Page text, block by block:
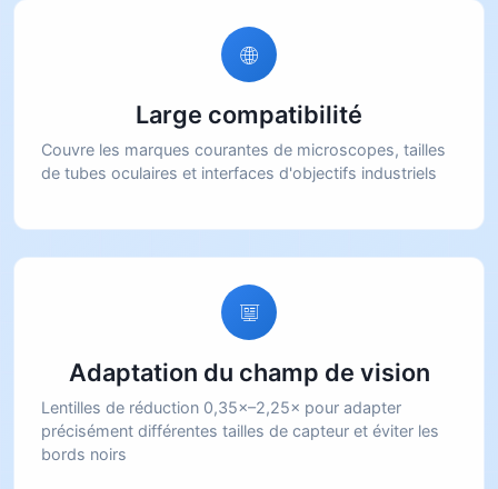
Large compatibilité
Couvre les marques courantes de microscopes, tailles
de tubes oculaires et interfaces d'objectifs industriels
Adaptation du champ de vision
Lentilles de réduction 0,35×–2,25× pour adapter
précisément différentes tailles de capteur et éviter les
bords noirs